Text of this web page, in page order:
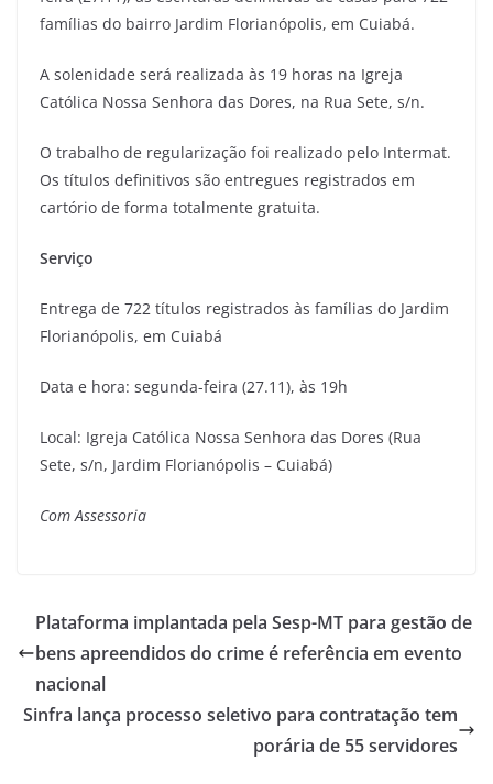
famílias do bairro Jardim Florianópolis, em Cuiabá.
A solenidade será realizada às 19 horas na Igreja
Católica Nossa Senhora das Dores, na Rua Sete, s/n.
O trabalho de regularização foi realizado pelo Intermat.
Os títulos definitivos são entregues registrados em
cartório de forma totalmente gratuita.
Serviço
Entrega de 722 títulos registrados às famílias do Jardim
Florianópolis, em Cuiabá
Data e hora: segunda-feira (27.11), às 19h
Local: Igreja Católica Nossa Senhora das Dores (Rua
Sete, s/n, Jardim Florianópolis – Cuiabá)
Com Assessoria
Plataforma implantada pela Sesp-MT para gestão de
bens apreendidos do crime é referência em evento
nacional
Sinfra lança processo seletivo para contratação tem
porária de 55 servidores